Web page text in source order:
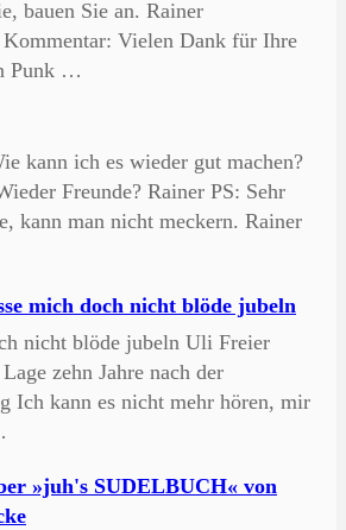
bauen Sie an. Rainer
Vielen Dank für Ihre
Punk …
kann ich es wieder gut machen?
Freunde? Rainer PS: Sehr
kann man nicht meckern. Rainer
mich doch nicht blöde jubeln
nicht blöde jubeln Uli Freier
zehn Jahre nach der
Ich kann es nicht mehr hören, mir
»juh's SUDELBUCH« von